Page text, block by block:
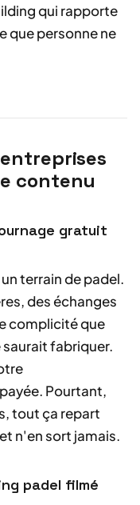
qui rapporte
que personne ne
contenu
gratuit
terrain de padel.
des échanges
complicité que
fabriquer.
Pourtant,
tout ça repart
n'en sort jamais.
padel filmé